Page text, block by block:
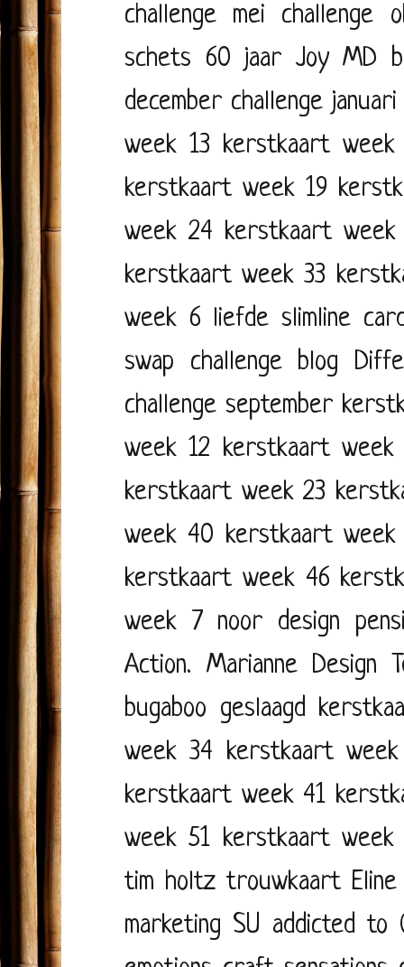
challenge mei
challenge
schets 60 jaar Joy MD
december challenge januari
week 13 kerstkaart week
kerstkaart week 19
week 24 kerstkaart week
kerstkaart week 33
week 6 liefde slimline
swap challenge blog
challenge september
week 12 kerstkaart week
kerstkaart week 23
week 40 kerstkaart week
kerstkaart week 46
week 7 noor design
Action. Marianne Design
bugaboo geslaagd
week 34 kerstkaart
kerstkaart week 41
week 51 kerstkaart week
tim holtz trouwkaart
marketing SU addicted to